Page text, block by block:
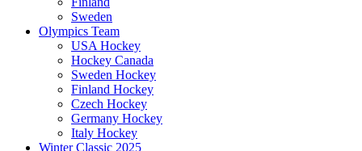
Sweden
Olympics Team
USA Hockey
Hockey Canada
Sweden Hockey
Finland Hockey
Czech Hockey
Germany Hockey
Italy Hockey
Winter Classic 2025